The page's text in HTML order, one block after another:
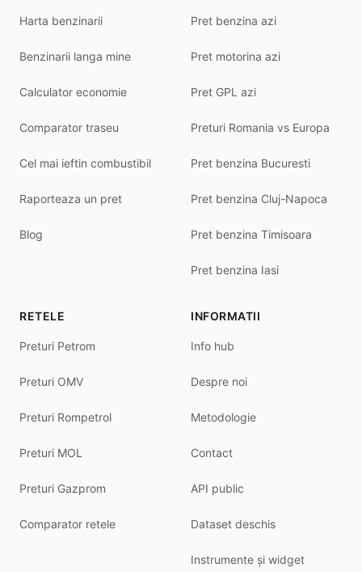
Harta benzinarii
Benzinarii langa mine
Calculator economie
Comparator traseu
Cel mai ieftin combustibil
Raporteaza un pret
Blog
Pret benzina azi
Pret motorina azi
Pret GPL azi
Preturi Romania vs Europa
Pret benzina Bucuresti
Pret benzina Cluj-Napoca
Pret benzina Timisoara
Pret benzina Iasi
RETELE
Preturi Petrom
Preturi OMV
Preturi Rompetrol
Preturi MOL
Preturi Gazprom
Comparator retele
INFORMATII
Info hub
Despre noi
Metodologie
Contact
API public
Dataset deschis
Instrumente și widget